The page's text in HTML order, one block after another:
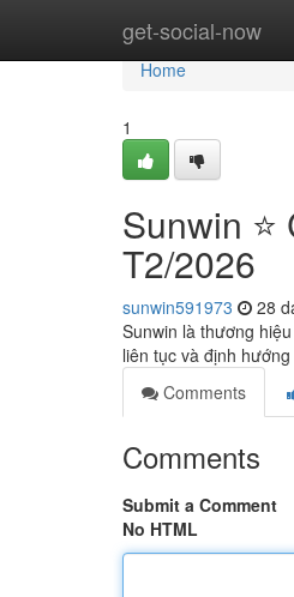
get-social-now
Home
Home
1
Sunwin
T2/2026
sunwin591973 28
Sunwin là thương
liên tục và định hướng
Comments
Comments
Submit a Comment
No HTML